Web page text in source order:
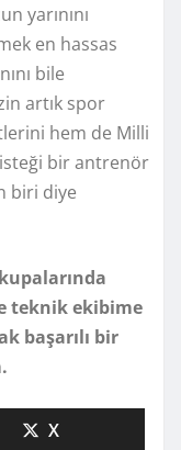
yarınını
en hassas
bile
artık spor
hem de Milli
bir antrenör
biri diye
teknik ekibime
başarılı bir
X